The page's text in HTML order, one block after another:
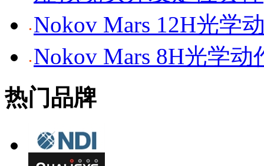
Nokov Mars 12H光学
Nokov Mars 8H光学动
热门品牌